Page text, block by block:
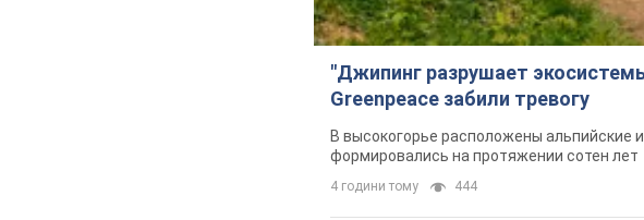
"Джипинг разрушает
Greenpeace забили тревогу
В высокогорье расположены альпийские
формировались на протяжении сотен лет
4 години тому 444